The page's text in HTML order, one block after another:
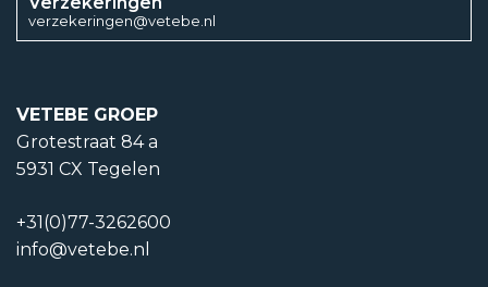
verzekeringen@vetebe.nl
VETEBE GROEP
Grotestraat 84 a
5931 CX Tegelen
+31(0)77-3262600
info@vetebe.nl